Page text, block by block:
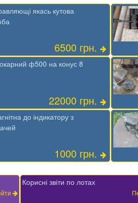
якась кутова
6500 грн.
ф500 на конус 8
22000 грн.
до індикатору з
1000 грн.
Корисні звіти по лотах